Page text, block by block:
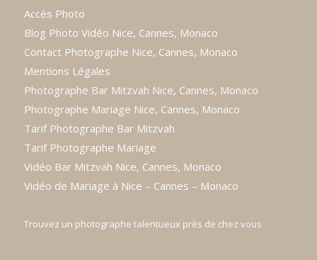
Accès Photo
Blog Photo Vidéo Nice, Cannes, Monaco
Contact Photographe Nice, Cannes, Monaco
Mentions Légales
Photographe Bar Mitzvah Nice, Cannes, Monaco
Photographe Mariage Nice, Cannes, Monaco
Tarif Photographe Bar Mitzvah
Tarif Photographe Mariage
Vidéo Bar Mitzvah Nice, Cannes, Monaco
Vidéo de Mariage à Nice – Cannes – Monaco
Trouvez un photographe talentueux près de chez vous